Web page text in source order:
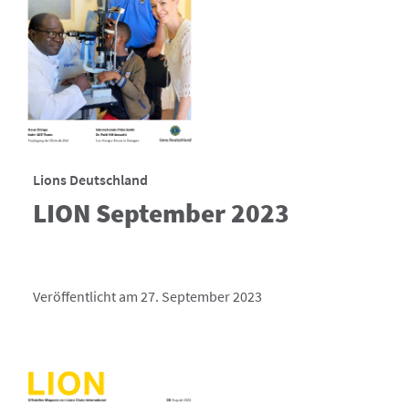
Lions Deutschland
LION September 2023
Veröffentlicht am 27. September 2023